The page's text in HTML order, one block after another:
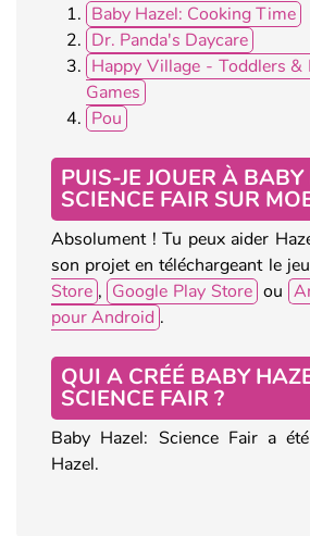
Baby Hazel: Cooking Time
Dr. Panda's Daycare
Happy Village - Toddlers &
Games
Pou
PUIS-JE JOUER À
SCIENCE FAIR SUR
Absolument ! Tu peux aider
son projet en téléchargeant le
Store , Google Play Store ou
pour Android .
QUI A CRÉÉ BABY
SCIENCE FAIR ?
Baby Hazel: Science Fair a
Hazel.